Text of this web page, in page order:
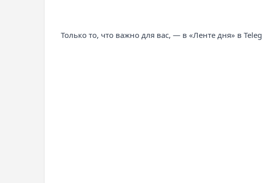
Только то, что важно для вас, — в «Ленте дня» в